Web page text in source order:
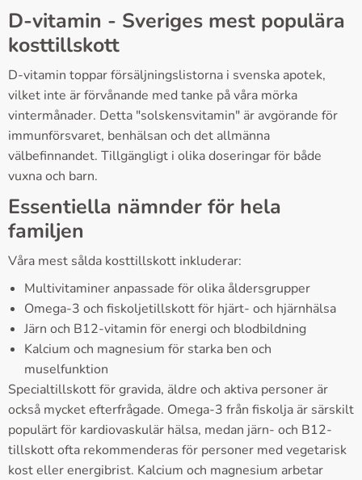
D-vitamin - Sveriges mest populära
kosttillskott
D-vitamin toppar försäljningslistorna i svenska apotek,
vilket inte är förvånande med tanke på våra mörka
vintermånader. Detta "solskensvitamin" är avgörande för
immunförsvaret, benhälsan och det allmänna
välbefinnandet. Tillgängligt i olika doseringar för både
vuxna och barn.
Essentiella nämnder för hela
familjen
Våra mest sålda kosttillskott inkluderar:
Multivitaminer anpassade för olika åldersgrupper
Omega-3 och fiskoljetillskott för hjärt- och hjärnhälsa
Järn och B12-vitamin för energi och blodbildning
Kalcium och magnesium för starka ben och
muselfunktion
Specialtillskott för gravida, äldre och aktiva personer är
också mycket efterfrågade. Omega-3 från fiskolja är särskilt
populärt för kardiovaskulär hälsa, medan järn- och B12-
tillskott ofta rekommenderas för personer med vegetarisk
kost eller energibrist. Kalcium och magnesium arbetar